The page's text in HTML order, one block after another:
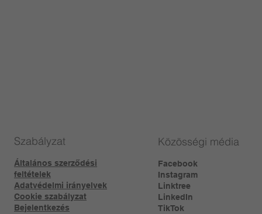
Szabályzat
Általános szerződési
feltételek
Adatvédelmi irányelvek
Cookie szabályzat
Bejelentkezés
Közösségi média
Facebook
Instagram
Linktree​
LinkedIn
TikTok